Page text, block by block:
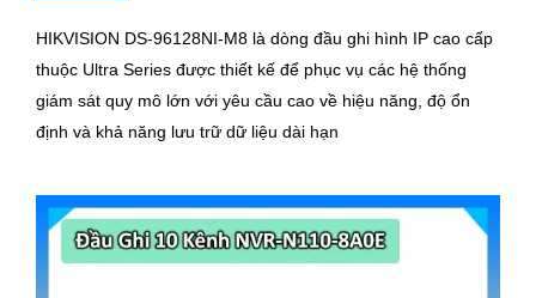
HIKVISION DS-96128NI-M8 là dòng đầu ghi hình IP cao cấp
thuộc Ultra Series được thiết kế để phục vụ các hệ thống
giám sát quy mô lớn với yêu cầu cao về hiệu năng, độ ổn
định và khả năng lưu trữ dữ liệu dài hạn